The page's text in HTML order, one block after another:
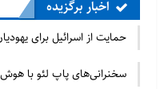
اخبار برگزیده
حمایت از اسرائیل برای
سخنرانی‌های پاپ لئو با